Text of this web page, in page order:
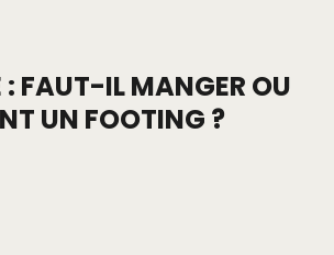
: FAUT-IL MANGER OU
UN FOOTING ?